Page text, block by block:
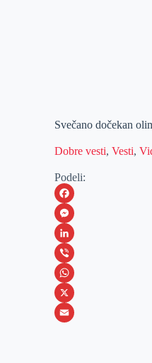
Svečano dočekan
Dobre vesti,Vesti,
Podeli:
F
a
c
e
b
o
M
e
s
s
e
L
i
n
k
V
i
b
W
h
X